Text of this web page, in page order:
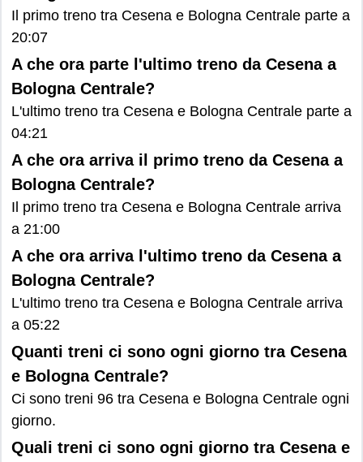
Il primo treno tra Cesena e Bologna Centrale parte a
20:07
A che ora parte l'ultimo treno da Cesena a
Bologna Centrale?
L'ultimo treno tra Cesena e Bologna Centrale parte a
04:21
A che ora arriva il primo treno da Cesena a
Bologna Centrale?
Il primo treno tra Cesena e Bologna Centrale arriva
a 21:00
A che ora arriva l'ultimo treno da Cesena a
Bologna Centrale?
L'ultimo treno tra Cesena e Bologna Centrale arriva
a 05:22
Quanti treni ci sono ogni giorno tra Cesena
e Bologna Centrale?
Ci sono treni 96 tra Cesena e Bologna Centrale ogni
giorno.
Quali treni ci sono ogni giorno tra Cesena e